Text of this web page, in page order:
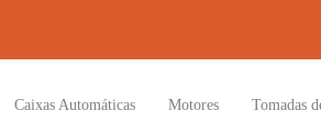
Caixas Automáticas Motores Tomadas